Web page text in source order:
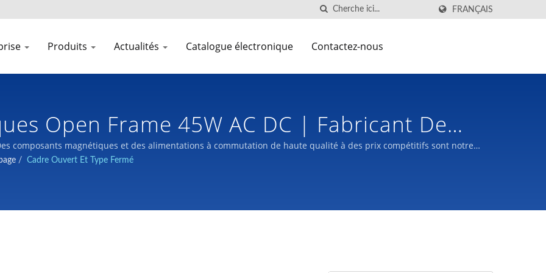
FRANÇAIS
Produits Actualités Catalogue électronique Contactez-nous
Open Frame 45W AC DC | Fabricant De
Fréquence | LTE
composants magnétiques et des alimentations à commutation de haute qualité à des prix compétitifs sont notre
/ Cadre Ouvert Et Type Fermé